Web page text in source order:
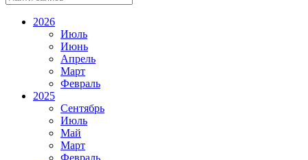
2026
Июль
Июнь
Апрель
Март
Февраль
2025
Сентябрь
Июль
Май
Март
Февраль